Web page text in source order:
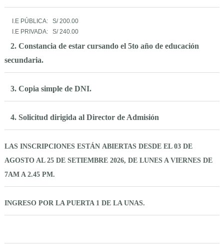
I.E PÚBLICA: S/ 200.00
I.E PRIVADA: S/ 240.00
2. Constancia de estar cursando el 5to año de educación
secundaria.
3. Copia simple de DNI.
4. Solicitud dirigida al Director de Admisión
LAS INSCRIPCIONES ESTÁN ABIERTAS DESDE EL 03 DE
AGOSTO AL 25 DE SETIEMBRE 2026,DE LUNES A VIERNES DE
7AM A 2.45 PM.
INGRESO POR LA PUERTA 1 DE LA UNAS.